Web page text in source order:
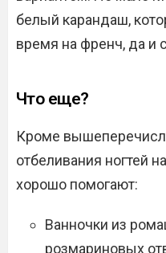
белый карандаш,
время на френч, да и
Что еще?
Кроме
отбеливания ногтей
хорошо помогают:
Ванночки из
розмариновых